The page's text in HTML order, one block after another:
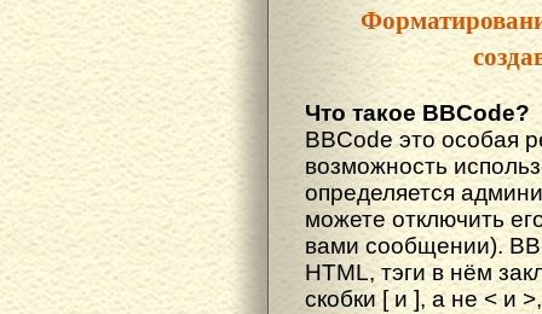
Что такое BBCode?
BBCode это особая
возможность
определяется
можете отключить
вами сообщении).
HTML, тэги в нём
скобки [ и ], а не < и